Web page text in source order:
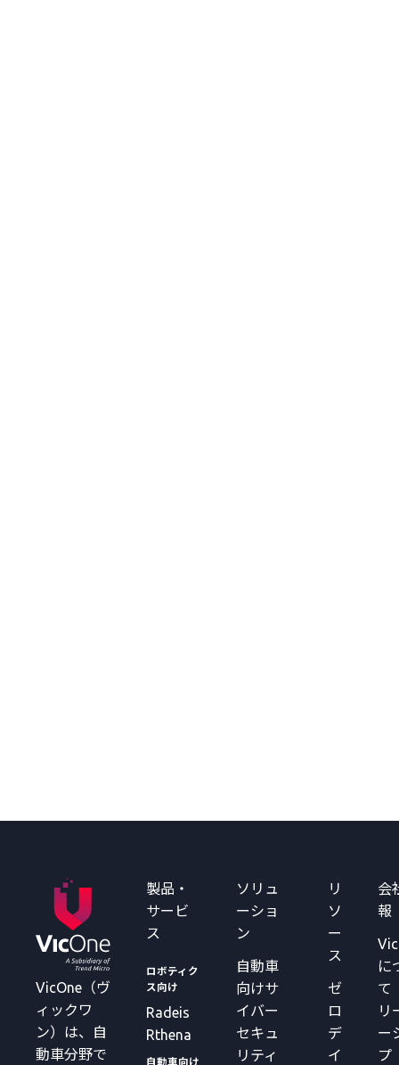
VicOne（ヴ
ィックワ
ン）は、自
動車分野で
製品・
サービ
ス
ロボティク
ス向け
Radeis
Rthena
自動車向け
ソリュ
ーショ
ン
自動車
向けサ
イバー
セキュ
リティ
リ
ソ
ー
ス
ゼ
ロ
デ
イ
会
報
に
て
リ
ー
プ